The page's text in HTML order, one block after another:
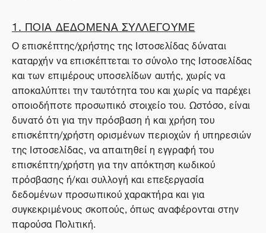
1. ΠΟΙΑ ΔΕΔΟΜΕΝΑ ΣΥΛΛΕΓΟΥΜΕ
Ο επισκέπτης/χρήστης της Ιστοσελίδας δύναται
καταρχήν να επισκέπτεται το σύνολο της Ιστοσελίδας
και των επιμέρους υποσελίδων αυτής, χωρίς να
αποκαλύπτει την ταυτότητα του και χωρίς να παρέχει
οποιοδήποτε προσωπικό στοιχείο του. Ωστόσο, είναι
δυνατό ότι για την πρόσβαση ή και χρήση του
επισκέπτη/χρήστη ορισμένων περιοχών ή υπηρεσιών
της Ιστοσελίδας, να απαιτηθεί η εγγραφή του
επισκέπτη/χρήστη για την απόκτηση κωδικού
πρόσβασης ή/και συλλογή και επεξεργασία
δεδομένων προσωπικού χαρακτήρα και για
συγκεκριμένους σκοπούς, όπως αναφέρονται στην
παρούσα Πολιτική.